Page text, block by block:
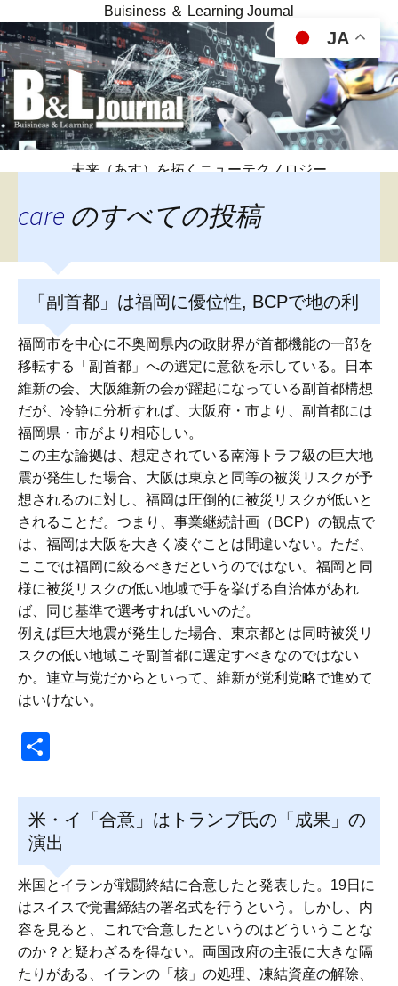
Buisiness ＆ Learning Journal
未来（あす）を拓くニューテクノロジー
care のすべての投稿
「副首都」は福岡に優位性, BCPで地の利
福岡市を中心に不奥岡県内の政財界が首都機能の一部を
移転する「副首都」への選定に意欲を示している。日本
維新の会、大阪維新の会が躍起になっている副首都構想
だが、冷静に分析すれば、大阪府・市より、副首都には
福岡県・市がより相応しい。
この主な論拠は、想定されている南海トラフ級の巨大地
震が発生した場合、大阪は東京と同等の被災リスクが予
想されるのに対し、福岡は圧倒的に被災リスクが低いと
されることだ。つまり、事業継続計画（BCP）の観点で
は、福岡は大阪を大きく凌ぐことは間違いない。ただ、
ここでは福岡に絞るべきだというのではない。福岡と同
様に被災リスクの低い地域で手を挙げる自治体があれ
ば、同じ基準で選考すればいいのだ。
例えば巨大地震が発生した場合、東京都とは同時被災リ
スクの低い地域こそ副首都に選定すべきなのではない
か。連立与党だからといって、維新が党利党略で進めて
はいけない。
米・イ「合意」はトランプ氏の「成果」の
演出
米国とイランが戦闘終結に合意したと発表した。19日に
はスイスで覚書締結の署名式を行うという。しかし、内
容を見ると、これで合意したというのはどういうことな
のか？と疑わざるを得ない。両国政府の主張に大きな隔
たりがある、イランの「核」の処理、凍結資産の解除、
JA